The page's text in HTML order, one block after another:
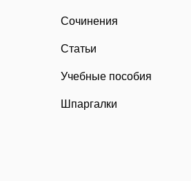
Сочинения
Статьи
Учебные пособия
Шпаргалки